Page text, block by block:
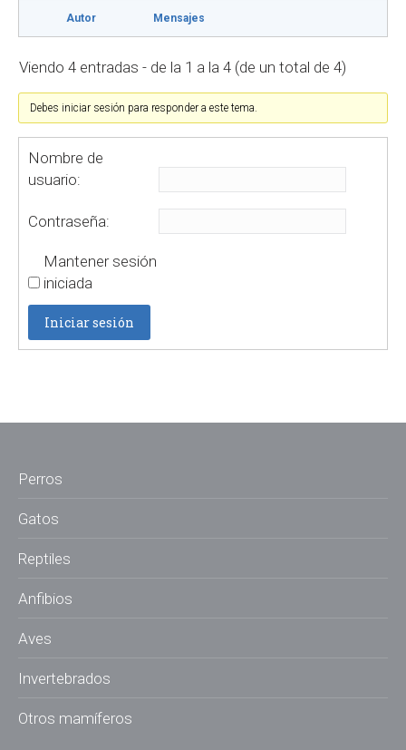
Autor Mensajes
Viendo 4 entradas - de la 1 a la 4 (de un total de 4)
Debes iniciar sesión para responder a este tema.
Nombre de
usuario:
Contraseña:
Mantener sesión
iniciada
Iniciar sesión
Perros
Gatos
Reptiles
Anfibios
Aves
Invertebrados
Otros mamíferos